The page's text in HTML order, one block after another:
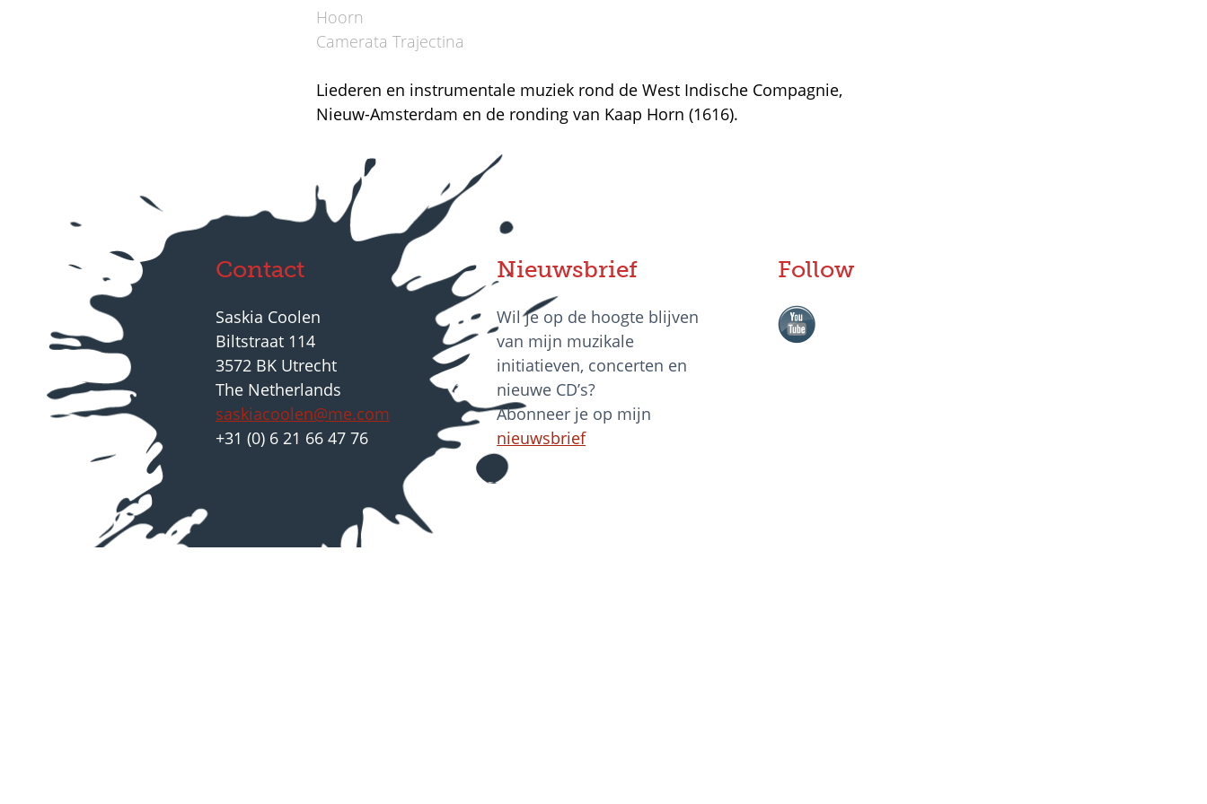
Hoorn
Camerata Trajectina
Liederen en instrumentale muziek rond de West Indische Compagnie,
Nieuw-Amsterdam en de ronding van Kaap Horn (1616).
Contact
Saskia Coolen
Biltstraat 114
3572 BK Utrecht
The Netherlands
saskiacoolen@me.com
+31 (0) 6 21 66 47 76
Nieuwsbrief
Wil je op de hoogte blijven
van mijn muzikale
initiatieven, concerten en
nieuwe CD’s?
Abonneer je op mijn
nieuwsbrief
Follow